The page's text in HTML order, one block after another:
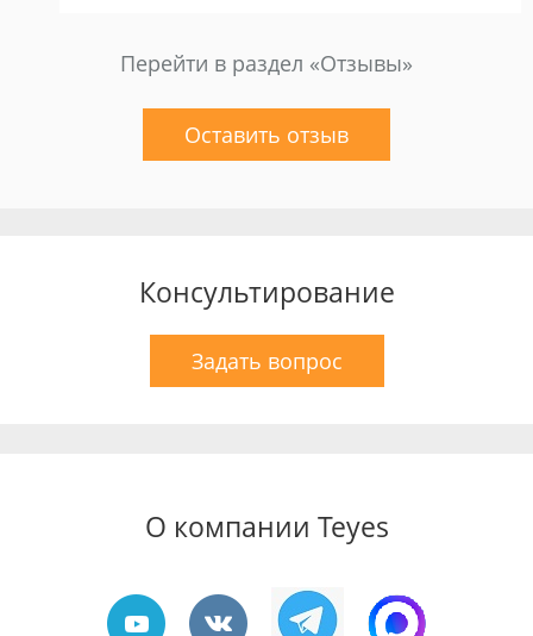
Перейти в раздел «Отзывы»
Оставить отзыв
Консультирование
Задать вопрос
О компании Teyes